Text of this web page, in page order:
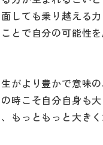
しても乗り越える
とで自分の可能性
がより豊かで意味
時こそ自分自身も
もっともっと大き